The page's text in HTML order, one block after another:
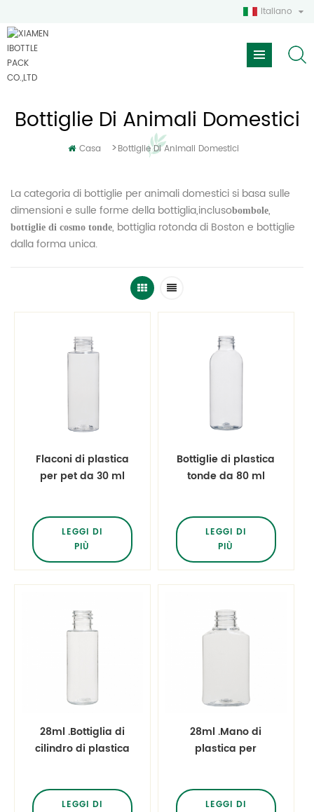
Italiano
Bottiglie Di Animali Domestici
Casa >Bottiglie Di Animali Domestici
La categoria di bottiglie per animali domestici si basa sulle
dimensioni e sulle forme della bottiglia,inclusobombole,
bottiglie di cosmo tonde, bottiglia rotonda di Boston e bottiglie
dalla forma unica.
Flaconi di plastica
per pet da 30 ml
LEGGI DI
PIÙ
Bottiglie di plastica
tonde da 80 ml
LEGGI DI
PIÙ
28ml .Bottiglia di
cilindro di plastica
LEGGI DI
28ml .Mano di
plastica per
ovale bottiglia
LEGGI DI